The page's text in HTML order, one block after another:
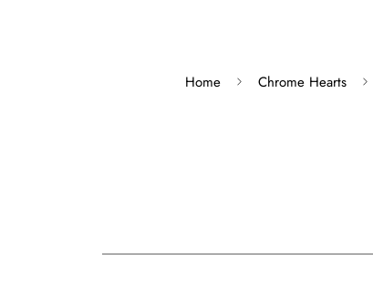
Home Chrome Hearts